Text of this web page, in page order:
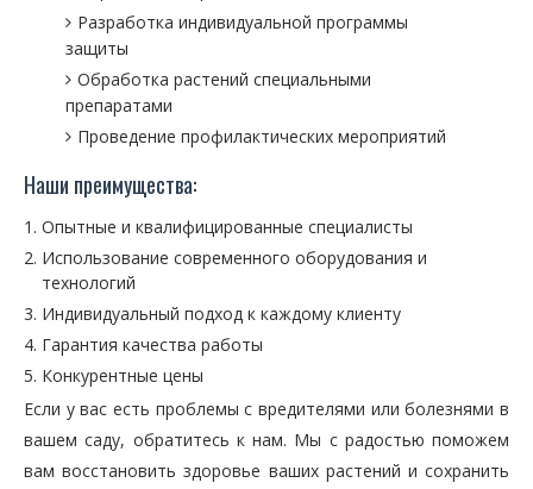
Разработка индивидуальной программы
защиты
Обработка растений специальными
препаратами
Проведение профилактических мероприятий
Наши преимущества:
Опытные и квалифицированные специалисты
Использование современного оборудования и
технологий
Индивидуальный подход к каждому клиенту
Гарантия качества работы
Конкурентные цены
Если у вас есть проблемы с вредителями или болезнями в
вашем саду, обратитесь к нам. Мы с радостью поможем
вам восстановить здоровье ваших растений и сохранить